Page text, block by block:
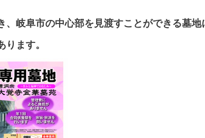
岐阜市の中心部を見渡すことができる墓地
ます。